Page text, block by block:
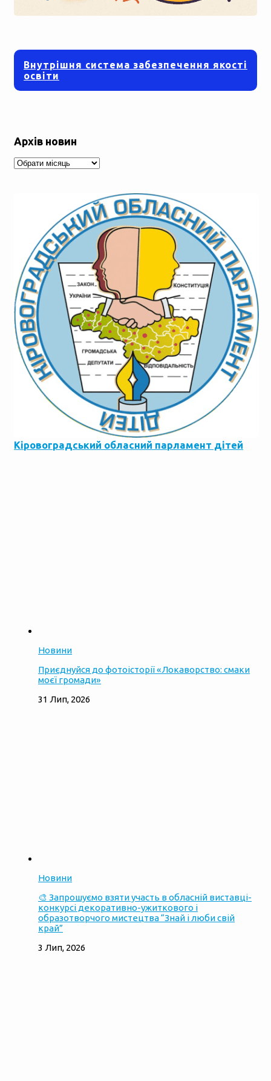
Внутрішня система забезпечення якості
освіти
Архів новин
Архів
новин
Кіровоградський обласний парламент дітей
Новини
Приєднуйся до фотоісторії «Локаворство: смаки
моєї громади»
31 Лип, 2026
Новини
🎨 Запрошуємо взяти участь в обласній виставці-
конкурсі декоративно-ужиткового і
образотворчого мистецтва “Знай і люби свій
край”
3 Лип, 2026